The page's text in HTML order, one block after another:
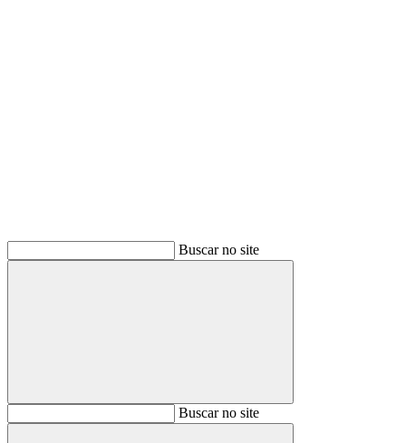
Buscar no site
BuscarBuscar no site